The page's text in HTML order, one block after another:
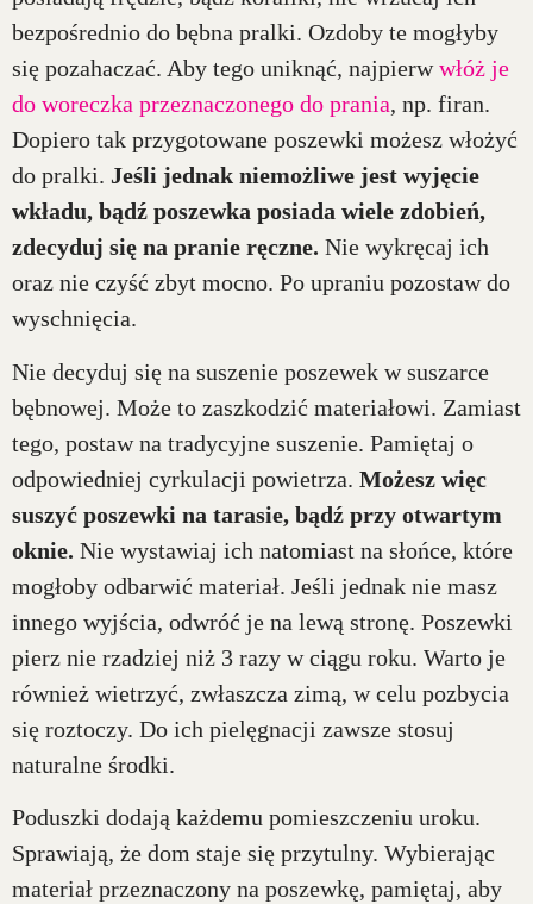
bezpośrednio do bębna pralki. Ozdoby te mogłyby
się pozahaczać. Aby tego uniknąć, najpierwwłóż je
do woreczka przeznaczonego do prania, np. firan.
Dopiero tak przygotowane poszewki możesz włożyć
do pralki. Jeśli jednak niemożliwe jest wyjęcie
wkładu, bądź poszewka posiada wiele zdobień,
zdecyduj się na pranie ręczne. Nie wykręcaj ich
oraz nie czyść zbyt mocno. Po upraniu pozostaw do
wyschnięcia.
Nie decyduj się na suszenie poszewek w suszarce
bębnowej. Może to zaszkodzić materiałowi. Zamiast
tego, postaw na tradycyjne suszenie. Pamiętaj o
odpowiedniej cyrkulacji powietrza. Możesz więc
suszyć poszewki na tarasie, bądź przy otwartym
oknie. Nie wystawiaj ich natomiast na słońce, które
mogłoby odbarwić materiał. Jeśli jednak nie masz
innego wyjścia, odwróć je na lewą stronę. Poszewki
pierz nie rzadziej niż 3 razy w ciągu roku. Warto je
również wietrzyć, zwłaszcza zimą, w celu pozbycia
się roztoczy. Do ich pielęgnacji zawsze stosuj
naturalne środki.
Poduszki dodają każdemu pomieszczeniu uroku.
Sprawiają, że dom staje się przytulny. Wybierając
materiał przeznaczony na poszewkę, pamiętaj, aby